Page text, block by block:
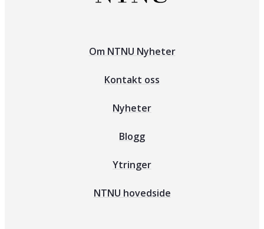
Om NTNU Nyheter
Kontakt oss
Nyheter
Blogg
Ytringer
NTNU hovedside